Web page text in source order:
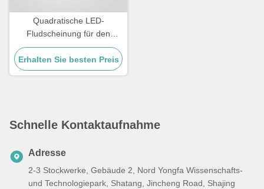
Quadratische LED-
Fludscheinung für den
Außenbereich
Temperaturbereich -20 °C
bis 45 °C Leistungsfähigkeit
Erhalten Sie besten Preis
Schnelle Kontaktaufnahme
Adresse
2-3 Stockwerke, Gebäude 2, Nord Yongfa Wissenschafts-
und Technologiepark, Shatang, Jincheng Road, Shajing